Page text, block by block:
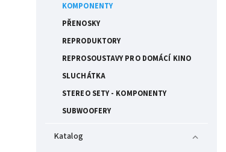
KOMPONENTY
PŘENOSKY
REPRODUKTORY
REPROSOUSTAVY PRO DOMÁCÍ KINO
SLUCHÁTKA
STEREO SETY - KOMPONENTY
SUBWOOFERY
Katalog